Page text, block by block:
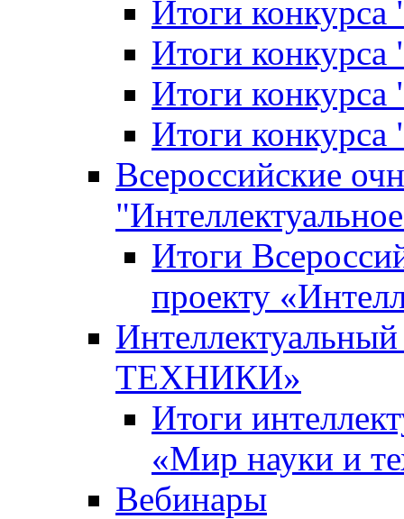
Итоги
Итоги конкурса
Итоги
Итоги
Всероссийские
Итоги
проекту
ТЕХНИКИ»
Итоги
«Мир науки и
Вебинары